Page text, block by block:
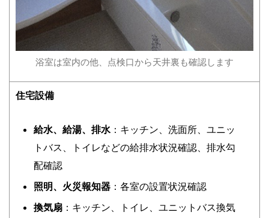
浴室は室内の他、点検口から天井裏も確認します
住宅設備
給水、給湯、排水 ：キッチン、洗面所、ユニッ
トバス、トイレなどの給排水状況確認、排水勾
配確認
照明、火災報知器 ：各室の設置状況確認
換気扇 ：キッチン、トイレ、ユニットバス換気